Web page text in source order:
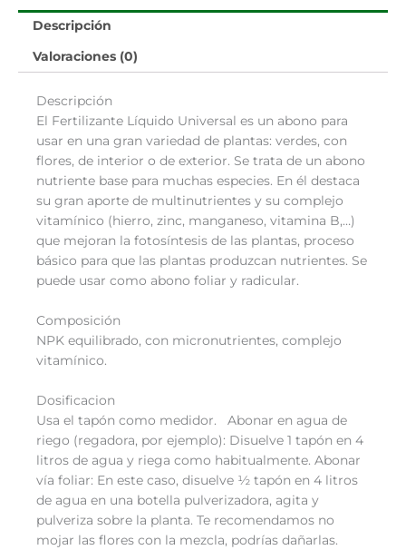
Descripción
Valoraciones (0)
Descripción
El Fertilizante Líquido Universal es un abono para
usar en una gran variedad de plantas: verdes, con
flores, de interior o de exterior. Se trata de un abono
nutriente base para muchas especies. En él destaca
su gran aporte de multinutrientes y su complejo
vitamínico (hierro, zinc, manganeso, vitamina B,…)
que mejoran la fotosíntesis de las plantas, proceso
básico para que las plantas produzcan nutrientes. Se
puede usar como abono foliar y radicular.
Composición
NPK equilibrado, con micronutrientes, complejo
vitamínico.
Dosificacion
Usa el tapón como medidor. Abonar en agua de
riego (regadora, por ejemplo): Disuelve 1 tapón en 4
litros de agua y riega como habitualmente. Abonar
vía foliar: En este caso, disuelve ½ tapón en 4 litros
de agua en una botella pulverizadora, agita y
pulveriza sobre la planta. Te recomendamos no
mojar las flores con la mezcla, podrías dañarlas.